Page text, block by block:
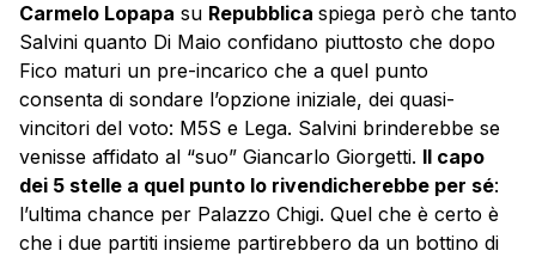
Carmelo Lopapa su Repubblica spiega però che tanto
Salvini quanto Di Maio confidano piuttosto che dopo
Fico maturi un pre-incarico che a quel punto
consenta di sondare l’opzione iniziale, dei quasi-
vincitori del voto: M5S e Lega. Salvini brinderebbe se
venisse affidato al “suo” Giancarlo Giorgetti. Il capo
dei 5 stelle a quel punto lo rivendicherebbe per sé:
l’ultima chance per Palazzo Chigi. Quel che è certo è
che i due partiti insieme partirebbero da un bottino di